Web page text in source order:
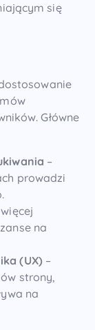
się
Główne
–
prowadzi
na
(UX)–
strony,
na